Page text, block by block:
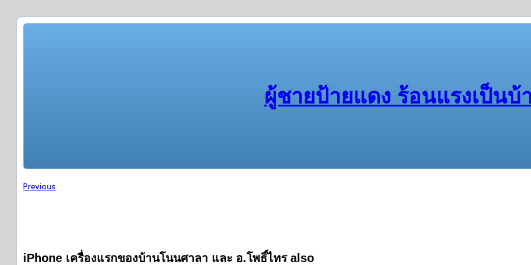
ผู้ชายป้ายแดง ร้อนแรงเป็นบ้
Previous
iPhone เครื่องแรกของบ้านโนนศาลา และ อ.โพธิ์ไทร also